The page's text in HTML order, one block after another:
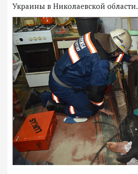
Украины в Николаевской области.